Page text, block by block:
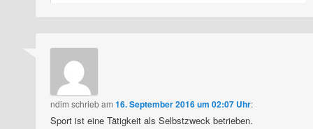
ndim schriebam16. September 2016 um 02:07 Uhr:
Sport ist eine Tätigkeit als Selbstzweck betrieben.